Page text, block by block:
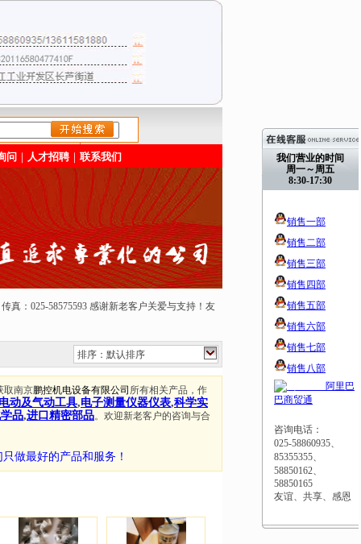
我们营业的时间
周一～周五
8:30-17:30
销售一部
销售二部
销售三部
销售四部
销售五部
销售六部
销售七部
销售八部
阿里巴
巴商贸通
咨询电话：
025-58860935、
85355355、
58850162、
58850165
友谊、共享、感恩
/>
问 ｜ 人才招聘｜ 联系我们
真：025-58575593 感谢新老客户关爱与支持！友
排序：默认排序
取南京鹏控机电设备有限公司 所有相关产品，作
动及气动工具,电子测量仪器仪表,科学实
品,进口精密部品。欢迎新老客户的咨询与合
只做最好的产品和服务！